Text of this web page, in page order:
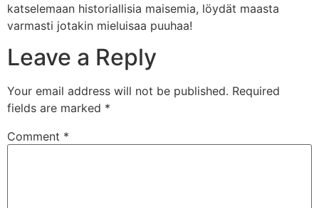
katselemaan historiallisia maisemia, löydät maasta
varmasti jotakin mieluisaa puuhaa!
Leave a Reply
Your email address will not be published. Required
fields are marked *
Comment *